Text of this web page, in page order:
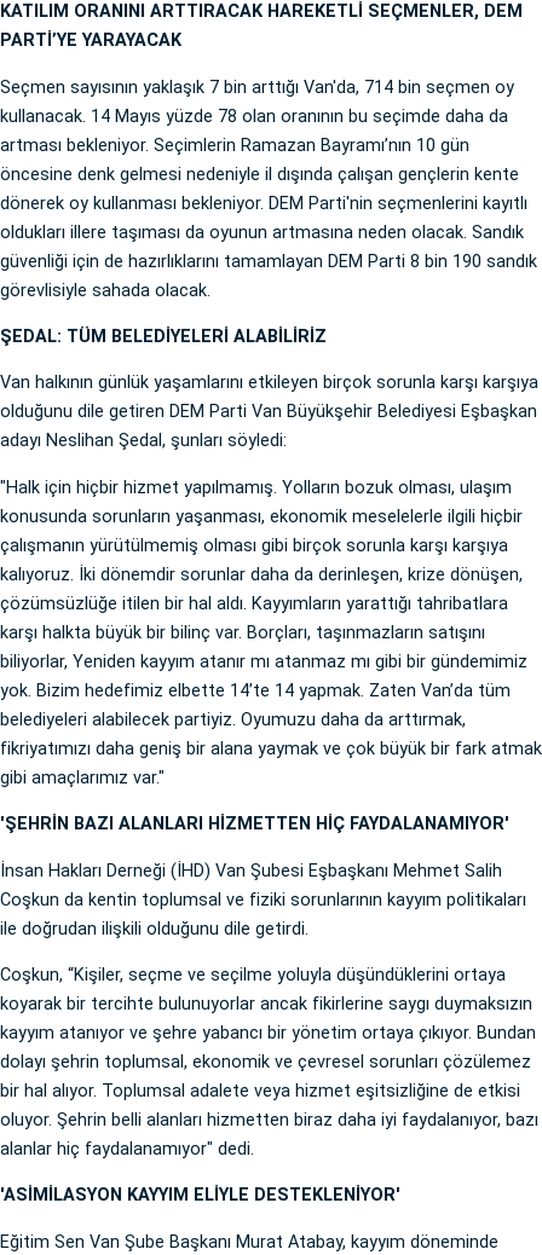
KATILIM ORANINI ARTTIRACAK HAREKETLİ SEÇMENLER, DEM
PARTİ’YE YARAYACAK
Seçmen sayısının yaklaşık 7 bin arttığı Van'da, 714 bin seçmen oy
kullanacak. 14 Mayıs yüzde 78 olan oranının bu seçimde daha da
artması bekleniyor. Seçimlerin Ramazan Bayramı’nın 10 gün
öncesine denk gelmesi nedeniyle il dışında çalışan gençlerin kente
dönerek oy kullanması bekleniyor. DEM Parti'nin seçmenlerini kayıtlı
oldukları illere taşıması da oyunun artmasına neden olacak. Sandık
güvenliği için de hazırlıklarını tamamlayan DEM Parti 8 bin 190 sandık
görevlisiyle sahada olacak.
ŞEDAL: TÜM BELEDİYELERİ ALABİLİRİZ
Van halkının günlük yaşamlarını etkileyen birçok sorunla karşı karşıya
olduğunu dile getiren DEM Parti Van Büyükşehir Belediyesi Eşbaşkan
adayı Neslihan Şedal, şunları söyledi:
"Halk için hiçbir hizmet yapılmamış. Yolların bozuk olması, ulaşım
konusunda sorunların yaşanması, ekonomik meselelerle ilgili hiçbir
çalışmanın yürütülmemiş olması gibi birçok sorunla karşı karşıya
kalıyoruz. İki dönemdir sorunlar daha da derinleşen, krize dönüşen,
çözümsüzlüğe itilen bir hal aldı. Kayyımların yarattığı tahribatlara
karşı halkta büyük bir bilinç var. Borçları, taşınmazların satışını
biliyorlar, Yeniden kayyım atanır mı atanmaz mı gibi bir gündemimiz
yok. Bizim hedefimiz elbette 14’te 14 yapmak. Zaten Van’da tüm
belediyeleri alabilecek partiyiz. Oyumuzu daha da arttırmak,
fikriyatımızı daha geniş bir alana yaymak ve çok büyük bir fark atmak
gibi amaçlarımız var."
'ŞEHRİN BAZI ALANLARI HİZMETTEN HİÇ FAYDALANAMIYOR'
İnsan Hakları Derneği (İHD) Van Şubesi Eşbaşkanı Mehmet Salih
Coşkun da kentin toplumsal ve fiziki sorunlarının kayyım politikaları
ile doğrudan ilişkili olduğunu dile getirdi.
Coşkun, “Kişiler, seçme ve seçilme yoluyla düşündüklerini ortaya
koyarak bir tercihte bulunuyorlar ancak fikirlerine saygı duymaksızın
kayyım atanıyor ve şehre yabancı bir yönetim ortaya çıkıyor. Bundan
dolayı şehrin toplumsal, ekonomik ve çevresel sorunları çözülemez
bir hal alıyor. Toplumsal adalete veya hizmet eşitsizliğine de etkisi
oluyor. Şehrin belli alanları hizmetten biraz daha iyi faydalanıyor, bazı
alanlar hiç faydalanamıyor" dedi.
'ASİMİLASYON KAYYIM ELİYLE DESTEKLENİYOR'
Eğitim Sen Van Şube Başkanı Murat Atabay, kayyım döneminde